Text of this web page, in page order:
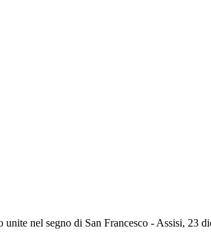
nel segno di San Francesco - Assisi, 23